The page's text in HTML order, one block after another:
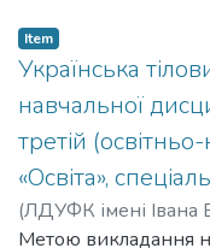
ст. Основна увага
українському
половини ХХ ст., час
сформувалися
людського буття.
Item
Українська
навчальної
третій
«Освіта»,
(ЛДУФК імені Івана
Sova, Andrii;Кафедра
Метою викладання